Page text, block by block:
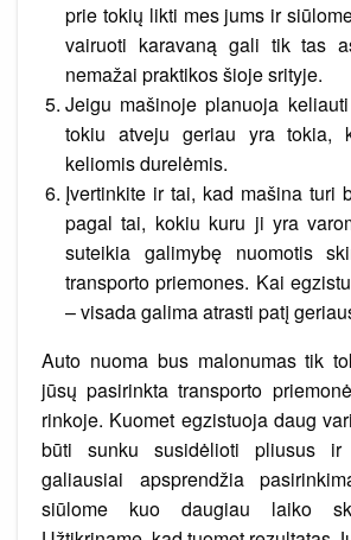
prie tokių likti mes jums ir
vairuoti karavaną gali tik tas
nemažai praktikos šioje srityje.
Jeigu mašinoje planuoja
tokiu atveju geriau yra tokia,
keliomis durelėmis.
Įvertinkite ir tai, kad mašina turi
pagal tai, kokiu kuru ji yra
suteikia galimybę nuomotis
transporto priemones. Kai
– visada galima atrasti patį
Auto nuoma bus malonumas tik
jūsų pasirinkta transporto
rinkoje. Kuomet egzistuoja daug
būti sunku susidėlioti pliusus ir
galiausiai apsprendžia
siūlome kuo daugiau laiko